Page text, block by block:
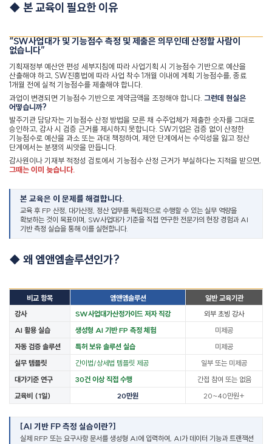
◆ 본 교육이 필요한 이유
“SW사업대가 및 기능점수 측정 및 제출은 의무인데 산정할 사람이
없습니다”
기획재정부 예산안 편성 세부지침에 따라 사업기획 시 기능점수 기반으로 예산을
산출해야 하고, SW진흥법에 따라 사업 착수1개월 이내에 계획 기능점수를, 종료
1개월 전에 실적 기능점수를 제출해야 합니다
과업이 변경되면 기능점수 기반으로 계약금액을 조정해야 합니다 그런데 현실은
어떻습니까?
발주기관 담당자는 기능점수 산정 방법을 모른 채 수주업체가 제출한 숫자를 그대로
승인하고, 감사 시 검증 근거를 제시하지 못합니다 . SW기업은 검증 없이 산정한
기능점수로 예산을 과소 또는 과대 책정하여, 제안 단계에서는 수익성을 잃고 정산
단계에서는 분쟁의 씨앗을 만듭니다
감사원이나 기재부 적정성 검토에서 기능점수 산정 근거가 부실하다는 지적을 받으면,
그때는 이미 늦습니다.
본 교육은 이 문제를 해결합니다.
교육 후 FP 산정, 대가산정, 정산 업무를 독립적으로 수행할 수 있는 실무 역량을
확보하는 것이 목표이며, SW사업대가 기준을 직접 연구한 전문가의 현장 경험과 AI
기반 측정 실습을 통해 이를 실현합니다.
◆ 왜 엠앤엠솔루션인가?
비교 항목 엠앤엠솔루션
일반 교육기관
강사
SW사업대가산정가이드 저자 직강
외부 초빙 강사
AI 활용 실습 생성형 AI 기반FP 측정 체험
미제공
자동 검증 솔루션
특허 보유 솔루션 실습
미제공
실무 템플릿
간이법/상세법 템플릿 제공
일부 또는 미제공
대가기준 연구
30건 이상 직접 수행
간접 참여 또는 없음
교육비 (1일) 20만원 20~40만원+
[AI 기반 FP측정 실습이란?]
실제 RFP 또는 요구사항 문서를 생성형 AI에 입력하여, AI가 데이터 기능과 트랜잭션